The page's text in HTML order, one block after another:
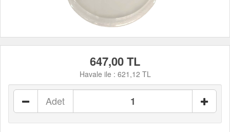
647,00 TL
Havale ile : 621,12 TL
Adet